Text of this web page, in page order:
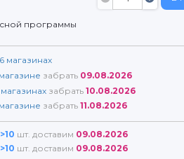
программы
магазинах
магазине забрать 09.08.2026
магазинах забрать 10.08.2026
магазине забрать 11.08.2026
>10 шт. доставим 09.08.2026
>10 шт. доставим 09.08.2026